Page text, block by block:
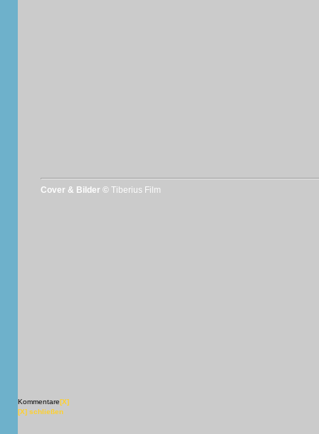
Cover & Bilder © Tiberius Film
Kommentare[X]
[X] schließen